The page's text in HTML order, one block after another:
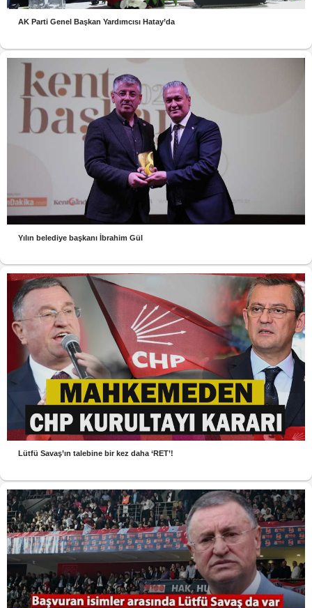
AK Parti Genel Başkan Yardımcısı Hatay’da
Yılın belediye başkanı İbrahim Gül
Lütfü Savaş’ın talebine bir kez daha ‘RET’!